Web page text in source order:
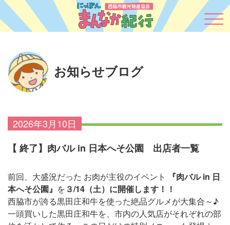
お知らせブログ
【 終了】肉バル in 日本へそ公園 出店者一覧
2026年3月10日
前回、大盛況だった お肉が主役のイベント
『肉バル in 日
本へそ公園』 を ３/14（土）に開催します！！
西脇市が誇る黒田庄和牛を使った絶品グルメが大集合～♪
一頭買いした黒田庄和牛を、市内の人気店がそれぞれの部